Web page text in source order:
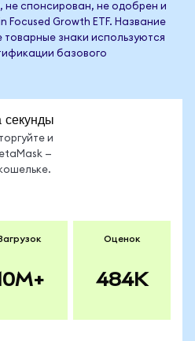
не спонсирован, не одобрен и
Focused Growth ETF. Название
знаки используются
базового
и
—
Оценок
484K